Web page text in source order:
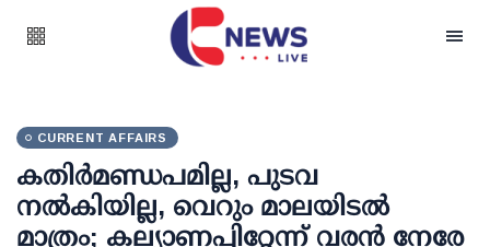
CURRENT AFFAIRS
കതിര്‍മണ്ഡപമില്ല, പുടവ
നല്‍കിയില്ല, വെറും മാലയിടല്‍
മാത്രം; കല്യാണപ്പിറ്റേന്ന് വരന്‍ നേരേ